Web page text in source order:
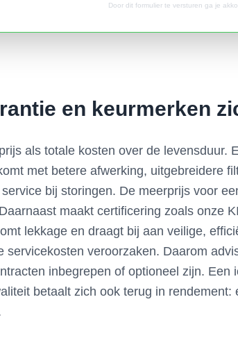
Door dit formulier te versturen ga je
en keurmerken
als totale kosten over de levensduur.
met betere afwerking, uitgebreidere
bij storingen. De meerprijs voor
maakt certificering zoals onze
lekkage en draagt bij aan veilige,
veroorzaken. Daarom
inbegrepen of optioneel zijn.
betaalt zich ook terug in